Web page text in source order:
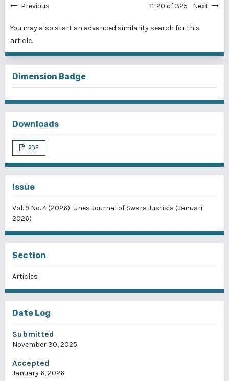
Previous 11-20 of 325 Next
You may also start an advanced similarity search for this
article.
Dimension Badge
Downloads
PDF
Issue
Vol. 9 No. 4 (2026): Unes Journal of Swara Justisia (Januari
2026)
Section
Articles
Date Log
Submitted
November 30, 2025
Accepted
January 6, 2026